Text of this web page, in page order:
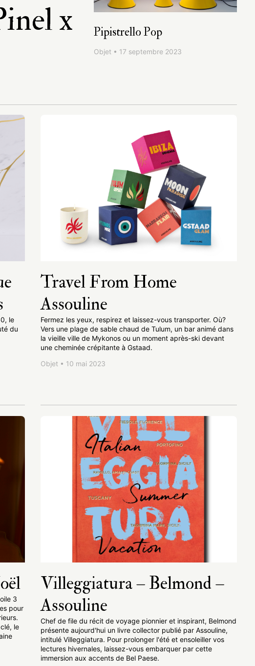
x
Pipistrello Pop
Objet • 17 septembre 2023
le
du
Travel From Home
Assouline
Fermez les yeux, respirez et laissez-vous transporter. Où?
Vers une plage de sable chaud de Tulum, un bar animé dans
la vieille ville de Mykonos ou un moment après-ski devant
une cheminée crépitante à Gstaad.
Objet • 10 mai 2023
3
pour
le
Villeggiatura – Belmond –
Assouline
Chef de file du récit de voyage pionnier et inspirant, Belmond
présente aujourd'hui un livre collector publié par Assouline,
intitulé Villeggiatura. Pour prolonger l'été et ensoleiller vos
lectures hivernales, laissez-vous embarquer par cette
immersion aux accents de Bel Paese.